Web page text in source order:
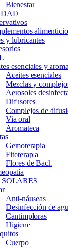
Bienestar
y lubricantes
esenciales y
Aceites esenciales
Mezclas y
Aerosoles
Difusores
Complejos de
Via oral
Aromateca
Gemoterapia
Fitoterapia
Flores de Bach
Anti-náuseas
Desinfección de
Cantimploras
Higiene
Cuerpo